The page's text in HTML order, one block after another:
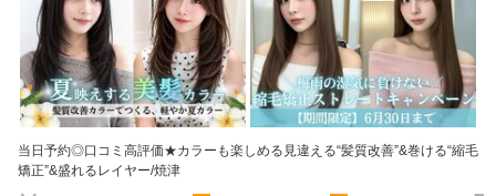
当日予約◎口コミ高評価★カラーも楽しめる見違える“髪質改善”&巻ける“縮毛
矯正”&盛れるレイヤー/焼津